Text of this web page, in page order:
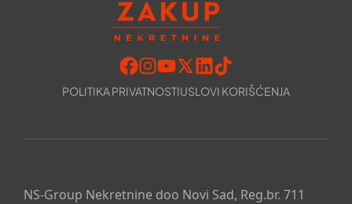
POLITIKA PRIVATNOSTIUSLOVI KORIŠĆENJA
NS-Group Nekretnine doo Novi Sad, Reg.br. 711